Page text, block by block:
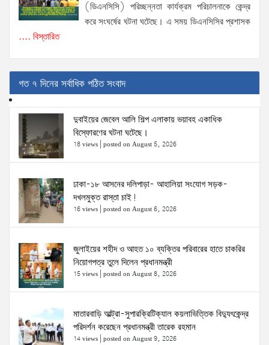
(ডিএনসিসি) পরিচ্ছন্নতা কার্যক্রম পরিচালনাকে কেন্দ্র
করে সংঘর্ষের ঘটনা ঘটেছে। এ সময় ডিএনসিসির প্রশাসক
.... বিস্তারিত
গত ৭ দিনের সর্বাধিক পঠিত সংবাদ
দুবাইয়ের জেবেল আলি শিল্প এলাকায় ভয়াবহ একাধিক
বিস্ফোরণের ঘটনা ঘটেছে।
18 views posted on August 5, 2026
ঢাকা-১৮ আসনের দলিপাড়া- আহালিয়া সংযোগ সড়ক-
দখলমুক্ত রাস্তা চাই!
16 views posted on August 6, 2026
জুলাইয়ের শহীদ ও আহত ১০ ব্যক্তির পরিবারের হাতে চাকরির
নিয়োগপত্র তুলে দিলেন প্রধানমন্ত্রী
15 views posted on August 8, 2026
মাতারবাড়ি আল্ট্রা-সুপারক্রিটিক্যাল কয়লাভিত্তিক বিদ্যুৎকেন্দ্র
পরিদর্শন করেছেন প্রধানমন্ত্রী তারেক রহমান
14 views posted on August 9, 2026